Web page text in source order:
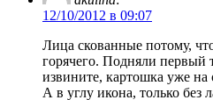
12/10/2012 в 09:07
Лица скованные потому,
горячего. Подняли первый
извините, картошка уже
А в углу икона, только без